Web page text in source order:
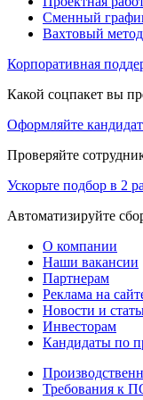
Сменный
Вахтовый метод
Корпоративная
Какой соцпакет вы
Оформляйте
Проверяйте
Ускорьте подбор в 2
Автоматизируйте
О компании
Наши вакансии
Партнерам
Реклама на
Новости и
Инвесторам
Кандидаты по
Требования к